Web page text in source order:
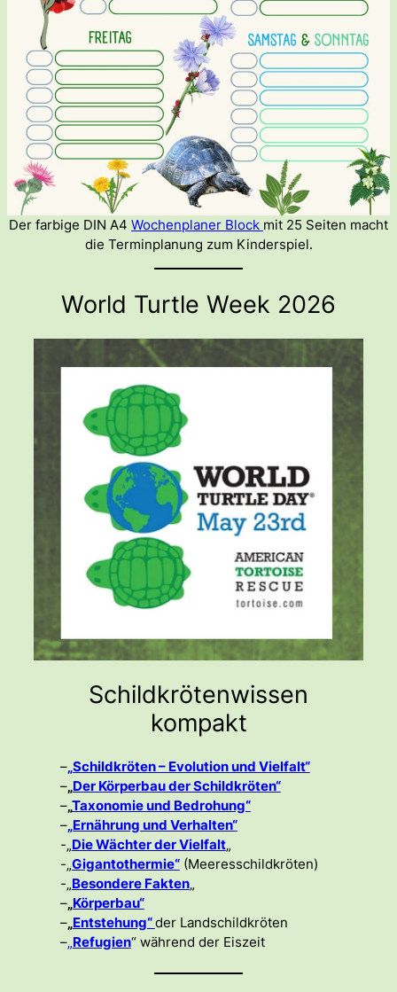
Der farbige DIN A4 Wochenplaner Block mit 25 Seiten macht
die Terminplanung zum Kinderspiel.
World Turtle Week 2026
Schildkrötenwissen
kompakt
–„Schildkröten – Evolution und Vielfalt“
–„Der Körperbau der Schildkröten“
–„Taxonomie und Bedrohung“
–„Ernährung und Verhalten“
-„Die Wächter der Vielfalt„
-„Gigantothermie“(Meeresschildkröten)
-„Besondere Fakten„
–„Körperbau“
–„Entstehung“der Landschildkröten
–„Refugien“ während der Eiszeit